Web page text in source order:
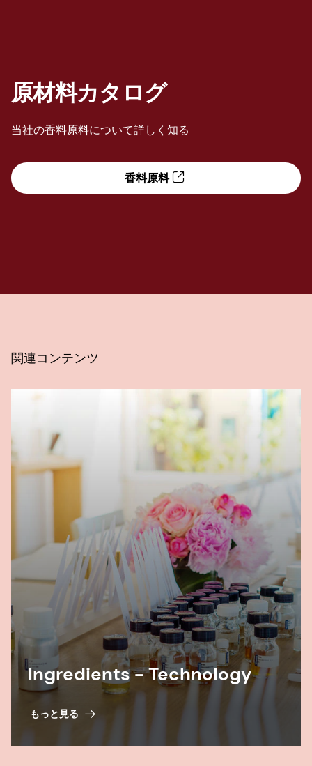
原材料カタログ
当社の香料原料について詳しく知る
香料原料
関連コンテンツ
Ingredients - Technology
もっと見る